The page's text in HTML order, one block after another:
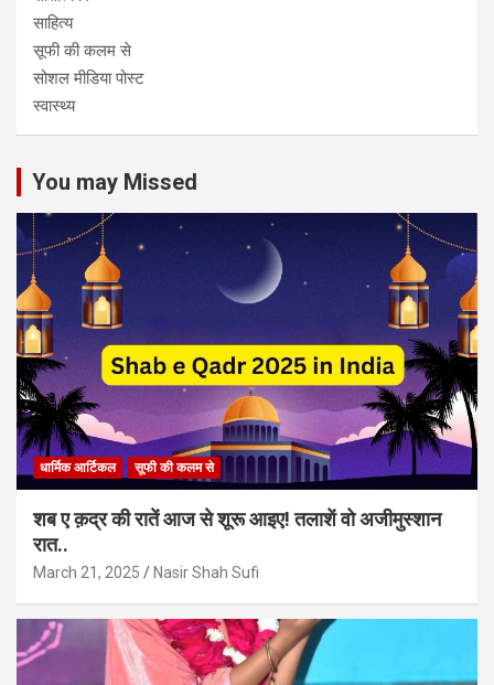
साहित्य
सूफी की कलम से
सोशल मीडिया पोस्ट
स्वास्थ्य
You may Missed
धार्मिक आर्टिकल सूफी की कलम से
शब ए क़द्र की रातें आज से शूरू आइए! तलाशें वो अजीमुस्शान
रात..
March 21, 2025 Nasir Shah Sufi